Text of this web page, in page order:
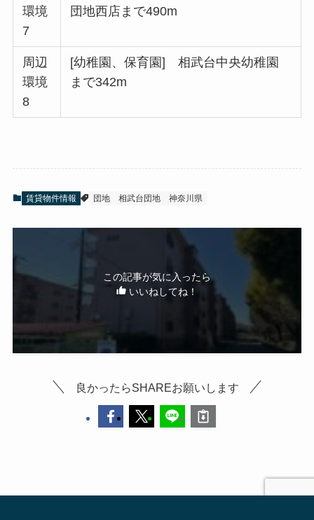
環境
7
団地西店まで490m
周辺
環境
8
[幼稚園、保育園] 相武台中央幼稚園
まで342m
賃貸物件情報 団地 相武台団地 神奈川県
この記事が気に入ったら
いいねしてね！
良かったらSHAREお願いします